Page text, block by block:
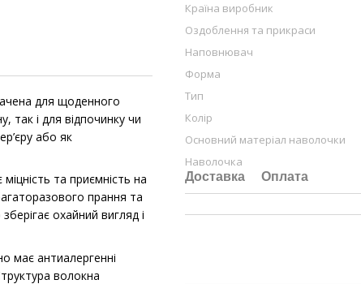
для щоденного
так і для відпочинку чи
або як
та приємність на
прання та
охайний вигляд і
має антиалергенні
волокна
Країна виробник
Оздоблення та прикраси
Наповнювач
Форма
Тип
Колір
Основний матеріал наволочки
Наволочка
Доставка Оплата